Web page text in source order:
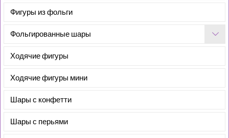
Фигуры из фольги
Фольгированные шары
Ходячие фигуры
Ходячие фигуры мини
Шары с конфетти
Шары с перьями